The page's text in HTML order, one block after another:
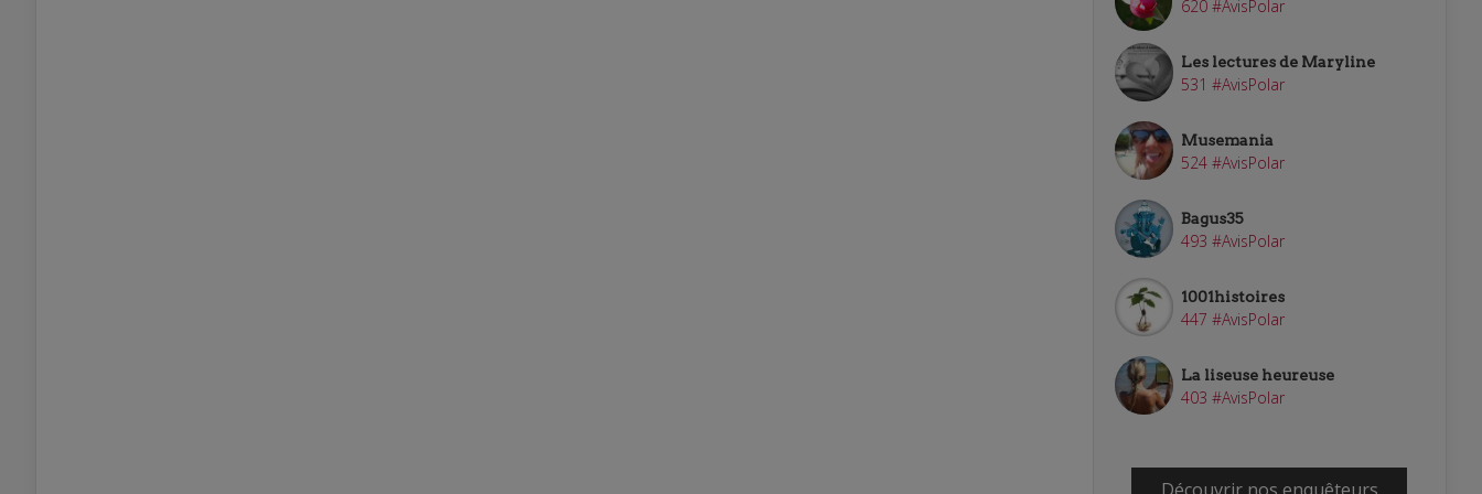
620 #AvisPolar
Les lectures de Maryline
531 #AvisPolar
Musemania
524 #AvisPolar
Bagus35
493 #AvisPolar
1001histoires
447 #AvisPolar
La liseuse heureuse
403 #AvisPolar